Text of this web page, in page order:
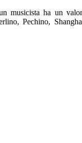
musicista ha un
Pechino,